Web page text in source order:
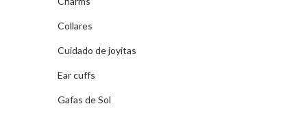
Collares
Cuidado de joyitas
Ear cuffs
Gafas de Sol